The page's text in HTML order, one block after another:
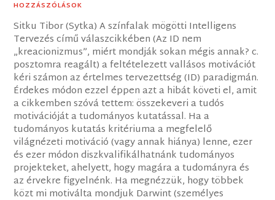
HOZZÁSZÓLÁSOK
Sitku Tibor (Sytka) A színfalak mögötti Intelligens
Tervezés című válaszcikkében (Az ID nem
„kreacionizmus”, miért mondják sokan mégis annak? c.
posztomra reagált) a feltételezett vallásos motivációt
kéri számon az értelmes tervezettség (ID) paradigmán.
Érdekes módon ezzel éppen azt a hibát követi el, amit
a cikkemben szóvá tettem: összekeveri a tudós
motivációját a tudományos kutatással. Ha a
tudományos kutatás kritériuma a megfelelő
világnézeti motiváció (vagy annak hiánya) lenne, ezer
és ezer módon diszkvalifikálhatnánk tudományos
projekteket, ahelyett, hogy magára a tudományra és
az érvekre figyelnénk. Ha megnézzük, hogy többek
közt mi motiválta mondjuk Darwint (személyes